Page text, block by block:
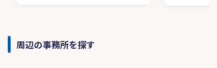
周辺の事務所を探す